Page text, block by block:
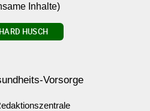
Inhalte)
HUSCH
Vorsorge